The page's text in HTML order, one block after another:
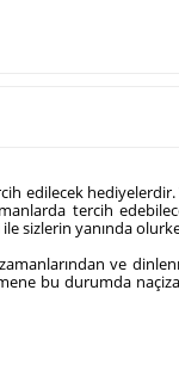
edilecek hediyelerdir.
tercih
yanında
ve
bu durumda